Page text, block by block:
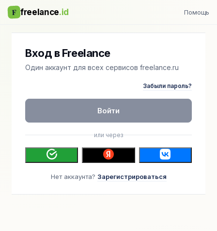
F freelance.id Помощь
Вход в Freelance
Один аккаунт для всех сервисов freelance.ru
Забыли пароль?
Войти
или через
Нет аккаунта? Зарегистрироваться